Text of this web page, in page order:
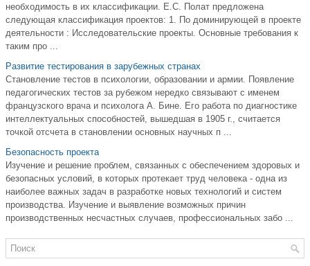
необходимость в их классификации. Е.С. Полат предложена
следующая классификация проектов: 1. По доминирующей в проекте
деятельности : Исследовательские проекты. Основные требования к
таким про ...
Развитие тестирования в зарубежных странах
Становление тестов в психологии, образовании и армии. Появление
педагогических тестов за рубежом нередко связывают с именем
французского врача и психолога А. Бине. Его работа по диагностике
интеллектуальных способностей, вышедшая в 1905 г., считается
точкой отсчета в становлении основных науч­ных п ...
Безопасность проекта
Изучение и решение проблем, связанных с обеспечением здоровых и
безопасных условий, в которых протекает труд человека - одна из
наиболее важных задач в разработке новых технологий и систем
производства. Изучение и выявление возможных причин
производственных несчастных случаев, профессиональных забо ...